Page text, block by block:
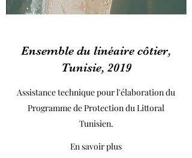
Ensemble du linéaire côtier,
Tunisie, 2019
Assistance technique pour l'élaboration du
Programme de Protection du Littoral
Tunisien.
En savoir plus